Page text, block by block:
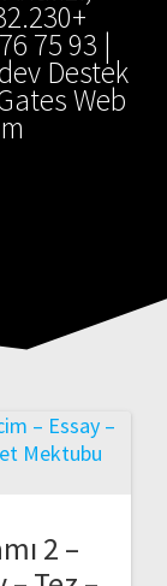
75 93 |
Destek
Web
2 –